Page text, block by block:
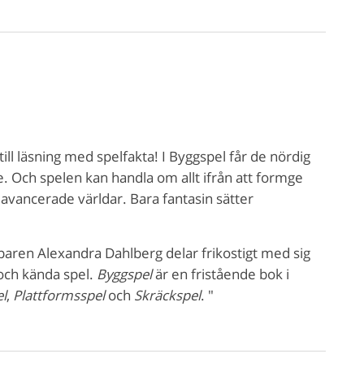
läsning med spelfakta! I Byggspel får de nördig
Och spelen kan handla om allt ifrån att formge
världar. Bara fantasin sätter
Alexandra Dahlberg delar frikostigt med sig
kända spel. Byggspelär en fristående bok i
, Plattformsspeloch Skräckspel. "